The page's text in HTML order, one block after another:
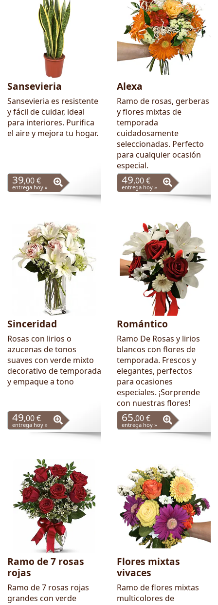
Sansevieria
Sansevieria es resistente
y fácil de cuidar, ideal
para interiores. Purifica
el aire y mejora tu hogar.
39,00 €
entrega hoy »
Alexa
Ramo de rosas, gerberas
y flores mixtas de
temporada
cuidadosamente
seleccionadas. Perfecto
para cualquier ocasión
especial.
49,00 €
entrega hoy »
Sinceridad
Rosas con lirios o
azucenas de tonos
suaves con verde mixto
decorativo de temporada
y empaque a tono
49,00 €
entrega hoy »
Romántico
Ramo De Rosas y lirios
blancos con flores de
temporada. Frescos y
elegantes, perfectos
para ocasiones
especiales. ¡Sorprende
con nuestras flores!
65,00 €
entrega hoy »
Ramo de 7 rosas
rojas
Ramo de 7 rosas rojas
grandes con verde
Flores mixtas
vivaces
Ramo de flores mixtas
multicolores de